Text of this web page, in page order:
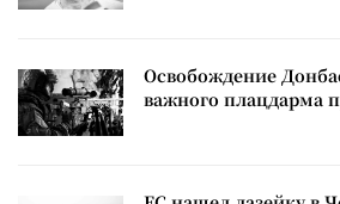
Освобождение
важного плацдарма